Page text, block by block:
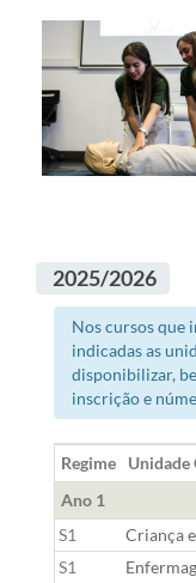
2025/2026
Nos cursos que
indicadas as
disponibilizar,
inscrição e
Regime
Ano 1
S1
Criança
S1